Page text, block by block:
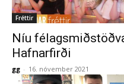
Fréttir
Níu
Hafnarfirði
gg - 16. nóvember 2021